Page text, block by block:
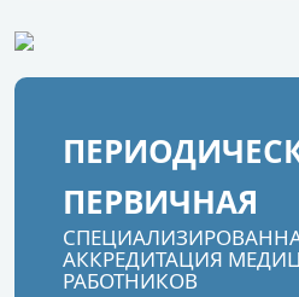
ПЕРВИЧНАЯ
АККРЕДИТАЦИЯ
РАБОТНИКОВ